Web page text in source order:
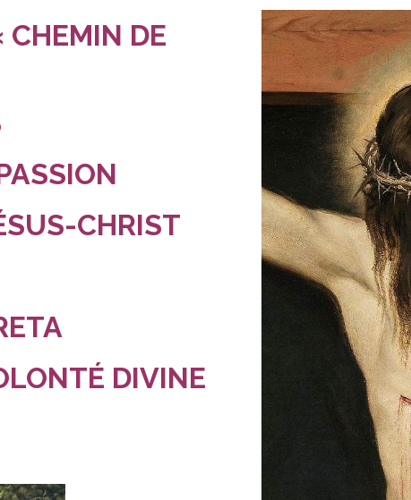
CHEMIN DE
CHRIST
DIVINE